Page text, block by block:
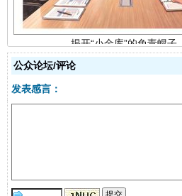
公众论坛/评论
发表感言：